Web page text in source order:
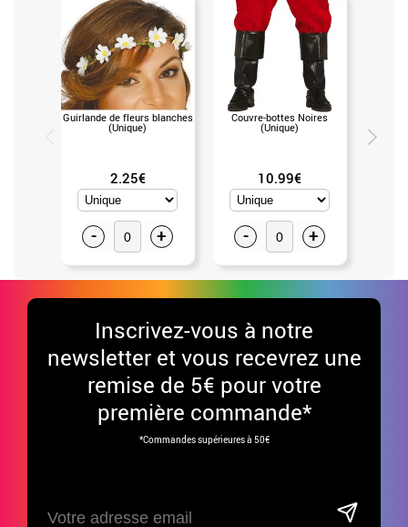
Guirlande de fleurs blanches
(Unique)
2.25€
- +
Couvre-bottes Noires
(Unique)
10.99€
- +
Inscrivez-vous à notre
newsletter et vous recevrez une
remise de 5€ pour votre
première commande*
*Commandes supérieures à 50€